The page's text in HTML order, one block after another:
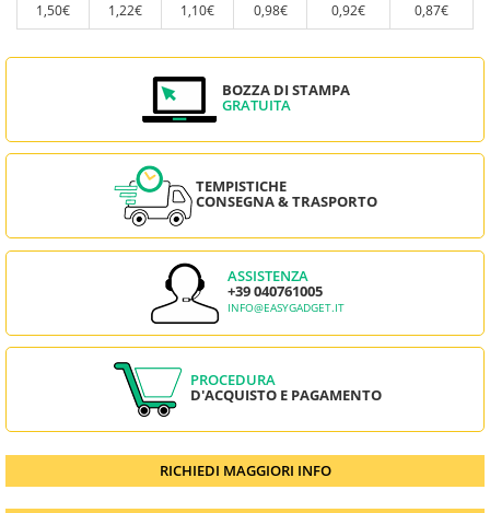
1,50€
1,22€ 1,10€ 0,98€ 0,92€ 0,87€
BOZZA DI STAMPA
GRATUITA
TEMPISTICHE
CONSEGNA & TRASPORTO
ASSISTENZA
+39 040761005
INFO@EASYGADGET.IT
PROCEDURA
D'ACQUISTO E PAGAMENTO
RICHIEDI MAGGIORI INFO